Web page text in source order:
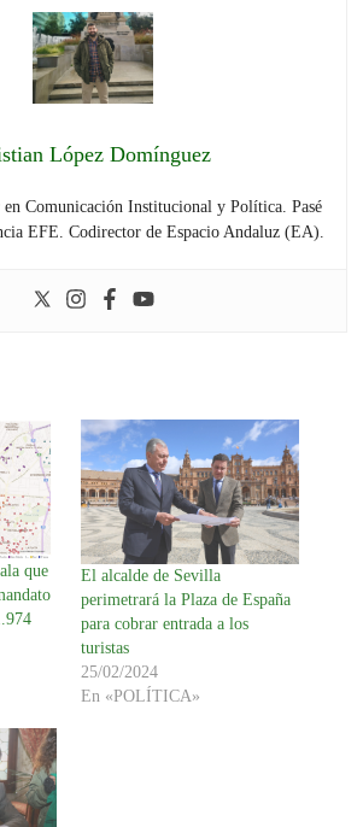
López Domínguez
Comunicación Institucional y Política. Pasé
EFE. Codirector de Espacio Andaluz (EA).
que
El alcalde de Sevilla
perimetrará la Plaza de España
para cobrar entrada a los
turistas
25/02/2024
En «POLÍTICA»